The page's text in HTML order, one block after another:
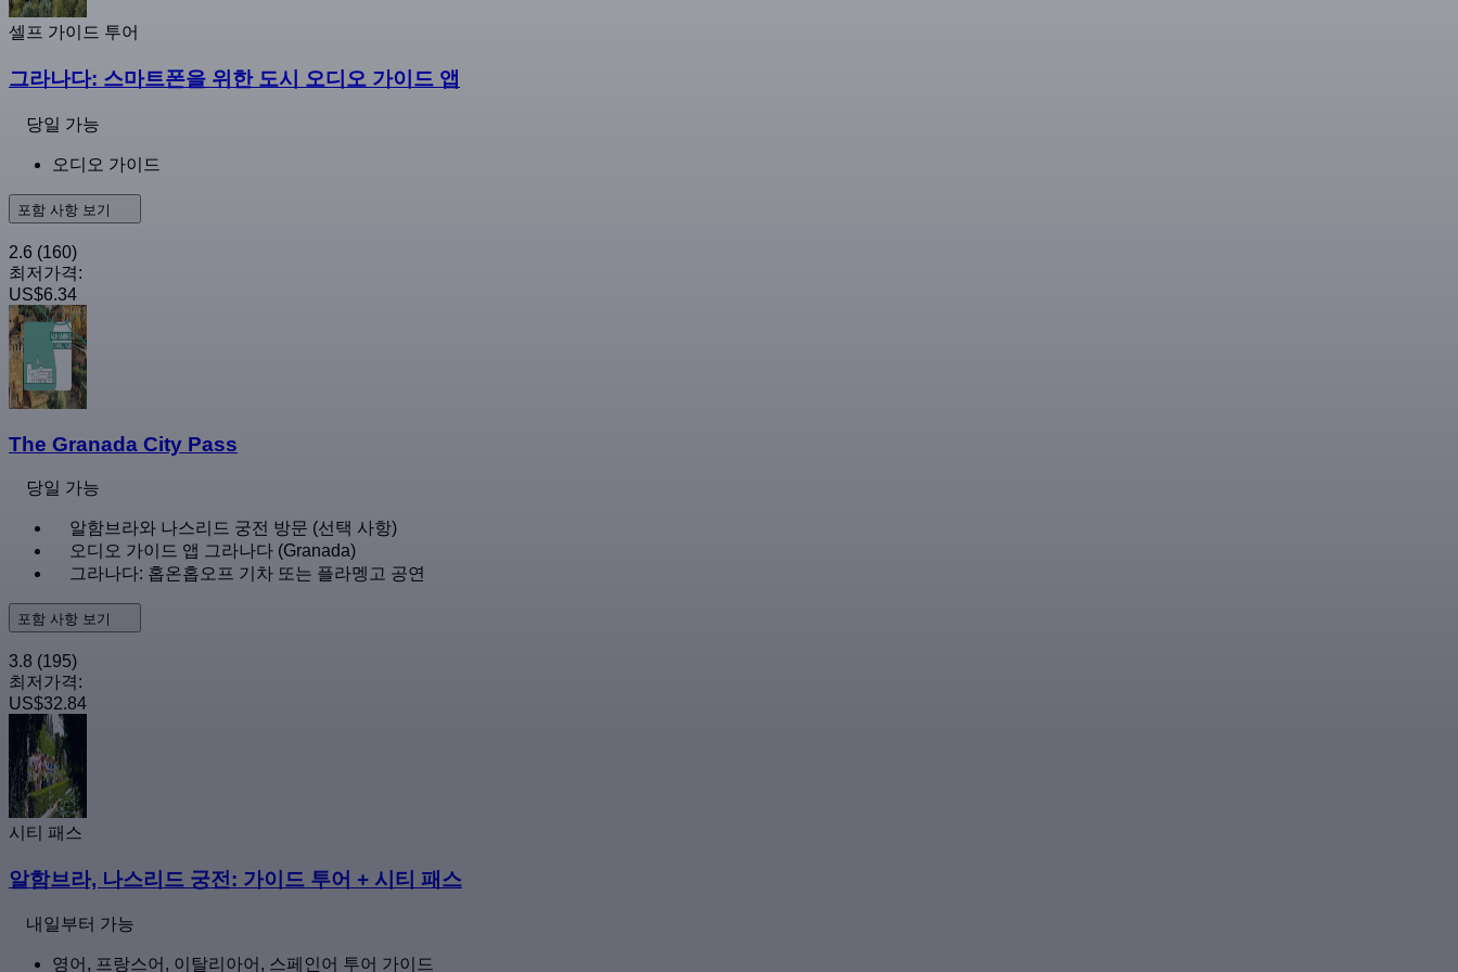
셀프 가이드 투어
그라나다: 스마트폰을 위한 도시 오디오 가이드 앱
당일 가능
오디오 가이드
포함 사항 보기
2.6 (160)
최저가격:
US$6.34
The Granada City Pass
당일 가능
알함브라와 나스리드 궁전 방문 (선택 사항)
오디오 가이드 앱 그라나다 (Granada)
그라나다: 홉온홉오프 기차 또는 플라멩고 공연
포함 사항 보기
3.8 (195)
최저가격:
US$32.84
시티 패스
알함브라, 나스리드 궁전: 가이드 투어 + 시티 패스
내일부터 가능
영어, 프랑스어, 이탈리아어, 스페인어 투어 가이드